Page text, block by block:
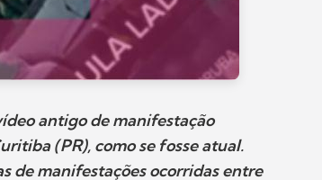
antigo de manifestação
(PR), como se fosse atual.
de manifestações ocorridas entre